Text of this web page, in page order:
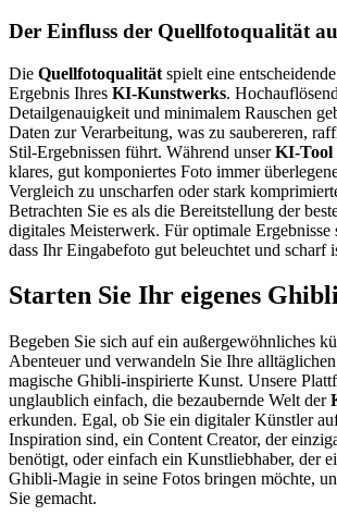
Der Einfluss der Quellfotoqualität
Die Quellfotoqualität spielt eine
Ergebnis Ihres KI-Kunstwerks.
Detailgenauigkeit und minimalem Rauschen
Daten zur Verarbeitung, was zu saubereren,
Stil-Ergebnissen führt. Während unserKI-Tool
klares, gut komponiertes Foto immer
Vergleich zu unscharfen oder stark
Betrachten Sie es als die Bereitstellung der
digitales Meisterwerk. Für optimale Ergebnisse
dass Ihr Eingabefoto gut beleuchtet und scharf
Starten Sie Ihr eigenes
Begeben Sie sich auf ein außergewöhnliches
Abenteuer und verwandeln Sie Ihre
magische Ghibli-inspirierte Kunst. Unsere
unglaublich einfach, die bezaubernde Welt der
erkunden. Egal, ob Sie ein digitaler Künstler
Inspiration sind, ein Content Creator, der
benötigt, oder einfach ein Kunstliebhaber, der
Ghibli-Magie in seine Fotos bringen möchte,
Sie gemacht.